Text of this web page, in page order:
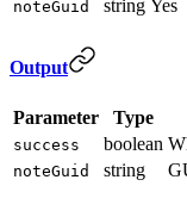
noteGuid string Yes
Output
Parameter Type
success boolean
noteGuid string